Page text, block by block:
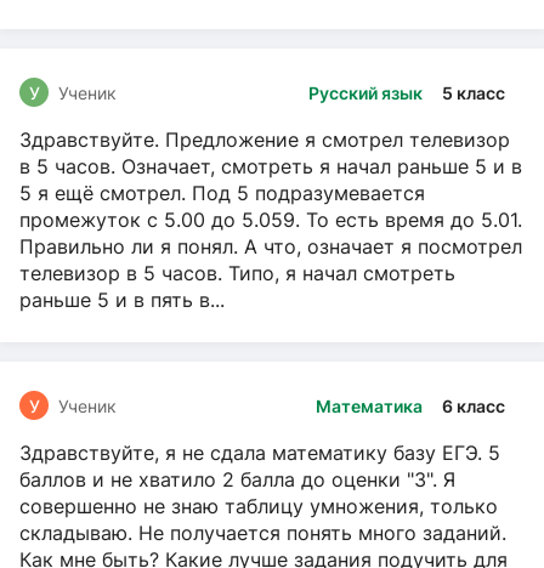
Русский язык 5 класс
У Ученик
Здравствуйте. Предложение я смотрел телевизор
в 5 часов. Означает, смотреть я начал раньше 5 и в
5 я ещё смотрел. Под 5 подразумевается
промежуток с 5.00 до 5.059. То есть время до 5.01.
Правильно ли я понял. А что, означает я посмотрел
телевизор в 5 часов. Типо, я начал смотреть
раньше 5 и в пять в...
Математика 6 класс
У Ученик
Здравствуйте, я не сдала математику базу ЕГЭ. 5
баллов и не хватило 2 балла до оценки "3". Я
совершенно не знаю таблицу умножения, только
складываю. Не получается понять много заданий.
Как мне быть? Какие лучше задания подучить для